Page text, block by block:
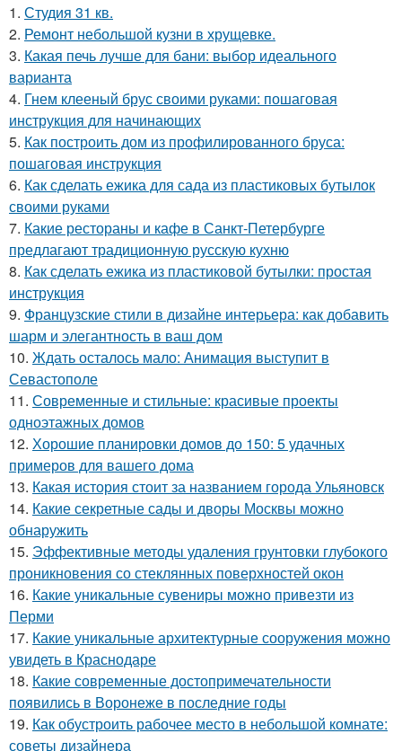
1. Студия 31 кв.
2. Ремонт небольшой кузни в хрущевке.
3. Какая печь лучше для бани: выбор идеального
варианта
4. Гнем клееный брус своими руками: пошаговая
инструкция для начинающих
5. Как построить дом из профилированного бруса:
пошаговая инструкция
6. Как сделать ежика для сада из пластиковых бутылок
своими руками
7. Какие рестораны и кафе в Санкт-Петербурге
предлагают традиционную русскую кухню
8. Как сделать ежика из пластиковой бутылки: простая
инструкция
9. Французские стили в дизайне интерьера: как добавить
шарм и элегантность в ваш дом
10. Ждать осталось мало: Анимация выступит в
Севастополе
11. Современные и стильные: красивые проекты
одноэтажных домов
12. Хорошие планировки домов до 150: 5 удачных
примеров для вашего дома
13. Какая история стоит за названием города Ульяновск
14. Какие секретные сады и дворы Москвы можно
обнаружить
15. Эффективные методы удаления грунтовки глубокого
проникновения со стеклянных поверхностей окон
16. Какие уникальные сувениры можно привезти из
Перми
17. Какие уникальные архитектурные сооружения можно
увидеть в Краснодаре
18. Какие современные достопримечательности
появились в Воронеже в последние годы
19. Как обустроить рабочее место в небольшой комнате:
советы дизайнера